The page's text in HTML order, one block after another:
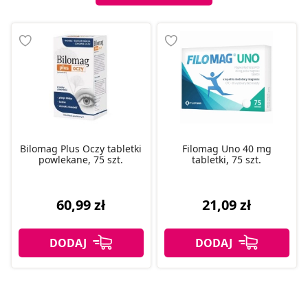
Bilomag Plus Oczy tabletki
powlekane, 75 szt.
60,99 zł
Filomag Uno 40 mg
tabletki, 75 szt.
21,09 zł